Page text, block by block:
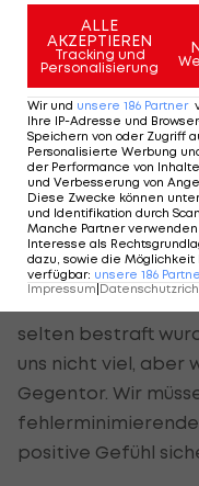
"Als Tormann ist es
oft hinter sich
dass jeder kleine
Gegentor bestraft
Schlager.
Der ÖFB-Goalie
während des
selten bestraft
uns nicht viel, aber
Gegentor. Wir
positive Gefühl
ALLE
AKZEPTIEREN
Tracking und
Personalisierung
Wir und unsere 186 Partner
Ihre IP-Adresse und
Speichern von oder Zugriff
Personalisierte Werbung
der Performance von
und Verbesserung von
Diese Zwecke können
und Identifikation durch
Manche Partner
Interesse als
dazu, sowie die
verfügbar: unsere 186
Impressum